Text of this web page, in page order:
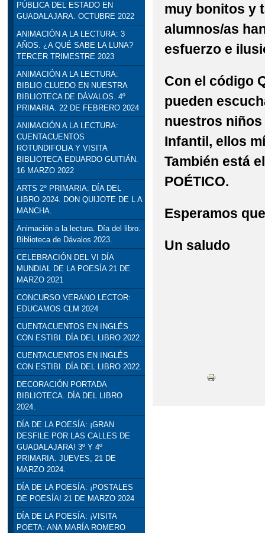
PÚBLICA DEL ESTADO EN
GUADALAJARA. OCTUBRE 2022
ANIMACIÓN A LA LECTURA: 3
AÑOS. ¿A QUÉ SABE LA LUNA?
TERCER TRIMESTRE 2023
ANIMACIÓN A LA LECTURA:
BIBLIO CLUEDO EN NUESTRA
BIBLIOTECA DE DÁVALOS. 4º
PRIMARIA. 22 DE FEBRERO 2024
ANIMACIÓN A LA LECTURA:
CUENTACUENTOS
ROTUNDIFOLIA Y VISITA
BIBLIOTECA EDUARDO GUITIÁN.
16 MARZO 2022
ARTS 2º PRIMARIA: DÍA DEL
LIBRO 2024. DON QUIJOTE DE L A
MANCHA.
Animación a la lectura. Día del libro.
Biblioteca de Dávalos 2023.
CELEBRACIÓN DEL VI DÍA
MUNDIAL DE LA POESÍA 21 DE
MARZO 2021
CONCURSO VERANO LECTOR:
EDUCAMOS CLM 2024
CUENTACUENTOS EN INGLÉS
CON ESTIBI. DÍA DEL LIBRO 2022.
CUENTACUENTOS EN INGLÉS
CON ESTIBI. DÍA DEL LIBRO 2022.
DECORACIÓN PORTADA
BIBLIOTECA. DÍA DEL LIBRO
2024.
DÍA DE LA POESÍA: ¡GRAN
DESFILE POR LAS CALLES DE
GUADALAJARA! 3º Y 4º
PRIMARIA. JUEVES, 21 DE
MARZO 2024.
DÍA DE LA POESÍA: ¡POSTALES
DE POESÍA! 21 DE MARZO 2024
DÍA DE LA POESÍA: ¡VISITA
POETA: ANA MARÍA ROMERO
muy bonitos y
alumnos/as
esfuerzo e
Con el código
pueden
nuestros
Infantil, ellos
También está
POÉTICO.
Esperamos
Un saludo